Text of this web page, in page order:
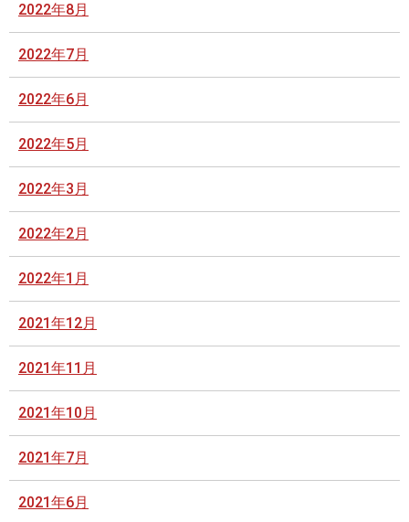
2022年8月
2022年7月
2022年6月
2022年5月
2022年3月
2022年2月
2022年1月
2021年12月
2021年11月
2021年10月
2021年7月
2021年6月